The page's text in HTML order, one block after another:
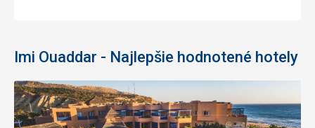
Imi Ouaddar - Najlepšie hodnotené hotely